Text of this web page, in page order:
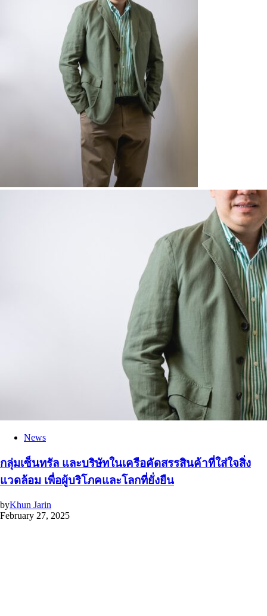
News
กลุ่มเซ็นทรัล และบริษัทในเครือคัดสรรสินค้าที่ใส่ใจสิ่ง
แวดล้อม เพื่อผู้บริโภคและโลกที่ยั่งยืน
byKhun Jarin
February 27, 2025